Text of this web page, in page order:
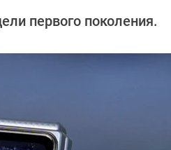
первого поколения.